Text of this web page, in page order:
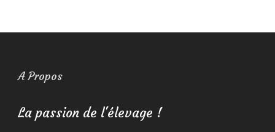
A Propos
La passion de l'élevage !